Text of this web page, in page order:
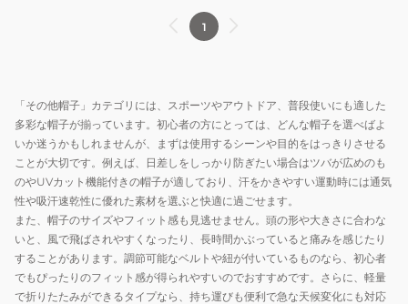
対
策
UV
カ
ッ
ト
遮
熱
保
冷
ジ
ュ
手
洗
い
可
紫
外
線
対
策
ケ
ッ
ト
グ
レ
ー
SUNF-
692946-
25
小
顔
キ
ッ
ト
黒
SUNF-
692939-
25
小
顔
コ
1
「その他帽子」カテゴリには、スポーツやアウトドア、普段使いにも適した
多彩な帽子が揃っています。初心者の方にとっては、どんな帽子を選べばよ
いか迷うかもしれませんが、まずは使用するシーンや目的をはっきりさせる
ことが大切です。例えば、日差しをしっかり防ぎたい場合はツバが広めのも
のやUVカット機能付きの帽子が適しており、汗をかきやすい運動時には通気
性や吸汗速乾性に優れた素材を選ぶと快適に過ごせます。
また、帽子のサイズやフィット感も見逃せません。頭の形や大きさに合わな
いと、風で飛ばされやすくなったり、長時間かぶっていると痛みを感じたり
することがあります。調節可能なベルトや紐が付いているものなら、初心者
でもぴったりのフィット感が得られやすいのでおすすめです。さらに、軽量
で折りたたみができるタイプなら、持ち運びも便利で急な天候変化にも対応